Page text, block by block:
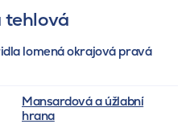
tehlová
lomená okrajová pravá
Mansardová a úžlabní
hrana